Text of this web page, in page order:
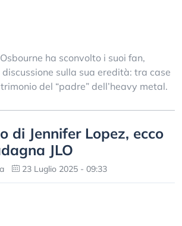
ha sconvolto i suoi fan,
sulla sua eredità: tra case
del “padre” dell’heavy metal.
di Jennifer Lopez, ecco
JLO
23 Luglio 2025 - 09:33